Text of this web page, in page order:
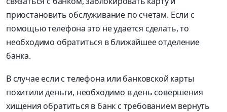
приостановить обслуживание по счетам. Если с
помощью телефона это не удается сделать, то
необходимо обратиться в ближайшее отделение
банка.
В случае если с телефона или банковской карты
похитили деньги, необходимо в день совершения
хищения обратиться в банк с требованием вернуть